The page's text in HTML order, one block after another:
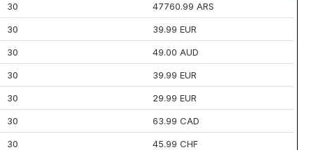
30 47760.99 ARS
30 39.99 EUR
30 49.00 AUD
30 39.99 EUR
30 29.99 EUR
30 63.99 CAD
30 45.99 CHF